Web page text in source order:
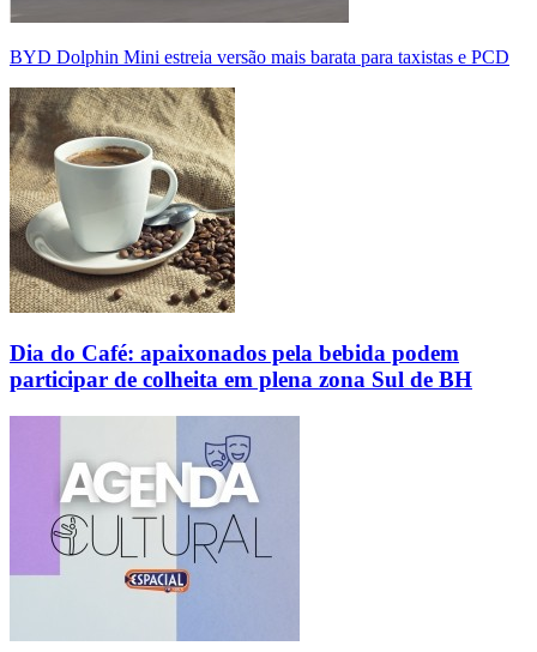
BYD Dolphin Mini estreia versão mais barata para taxistas e PCD
Dia do Café: apaixonados pela bebida podem
participar de colheita em plena zona Sul de BH